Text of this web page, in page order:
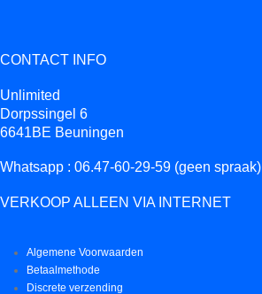
CONTACT INFO
Unlimited
Dorpssingel 6
6641BE Beuningen
Whatsapp : 06.47-60-29-59 (geen spraak)
VERKOOP ALLEEN VIA INTERNET
Algemene Voorwaarden
Betaalmethode
Discrete verzending